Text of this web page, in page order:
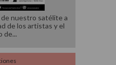
de nuestro satélite a
de los artistas y el
de